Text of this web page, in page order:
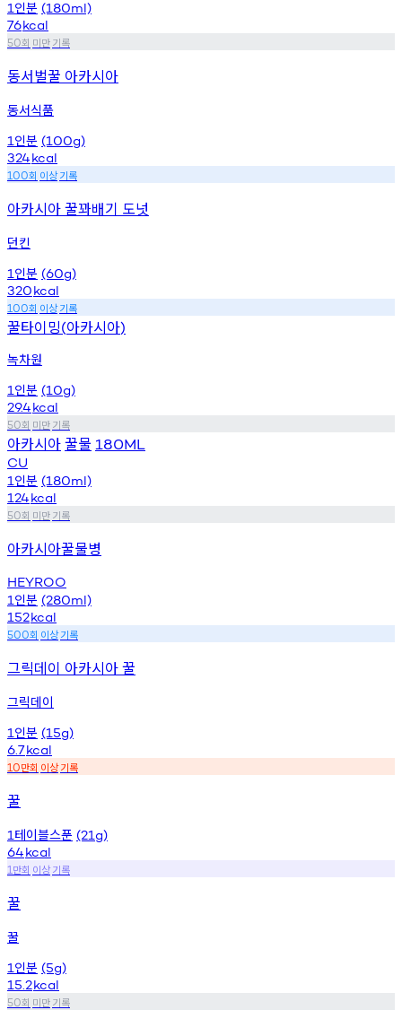
1 인분 (180ml)
76kcal
50회 미만기록
동서벌꿀 아카시아
동서식품
1 인분 (100g)
324kcal
100회 이상기록
아카시아 꿀꽈배기 도넛
던킨
1 인분 (60g)
320kcal
100회 이상기록
꿀타이밍(아카시아)
녹차원
1 인분 (10g)
29.4kcal
50회 미만기록
아카시아꿀물 180ML
CU
1 인분 (180ml)
124kcal
50회 미만기록
아카시아꿀물병
HEYROO
1 인분 (280ml)
152kcal
500회 이상기록
그릭데이 아카시아 꿀
그릭데이
1 인분 (15g)
6.7kcal
10만회 이상기록
꿀
1 테이블스푼 (21g)
64kcal
1 만회 이상기록
꿀
꿀
1 인분 (5g)
15.2kcal
50회 미만기록